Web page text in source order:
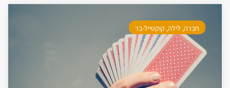
חברה, לילה, קוקטייל-בר